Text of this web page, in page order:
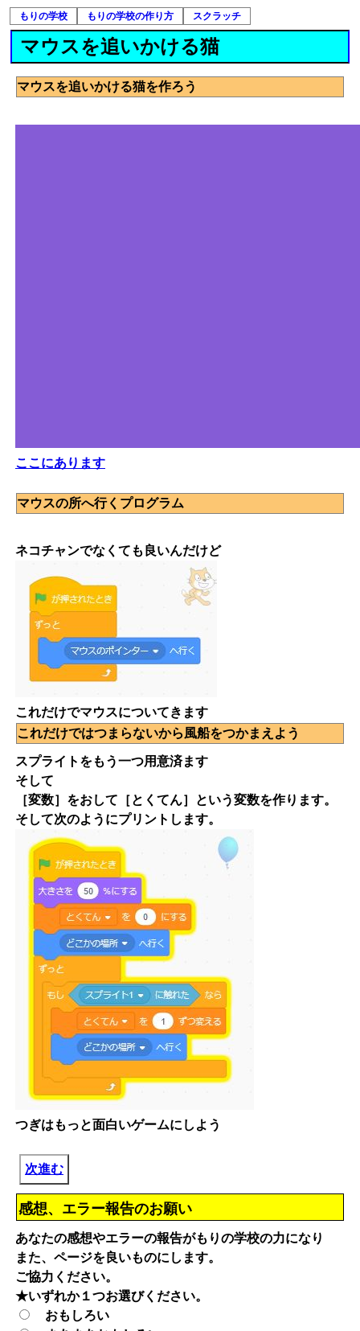
もりの学校 もりの学校の作り方 スクラッチ
マウスを追いかける猫
マウスを追いかける猫を作ろう
ここにあります
マウスの所へ行くプログラム
ネコチャンでなくても良いんだけど
これだけでマウスについてきます
これだけではつまらないから風船をつかまえよう
スプライトをもう一つ用意済ます
そして
［変数］をおして［とくてん］という変数を作ります。
そして次のようにプリントします。
つぎはもっと面白いゲームにしよう
次進む
感想、エラー報告のお願い
あなたの感想やエラーの報告がもりの学校の力になり
また、ページを良いものにします。
ご協力ください。
★いずれか１つお選びください。
おもしろい